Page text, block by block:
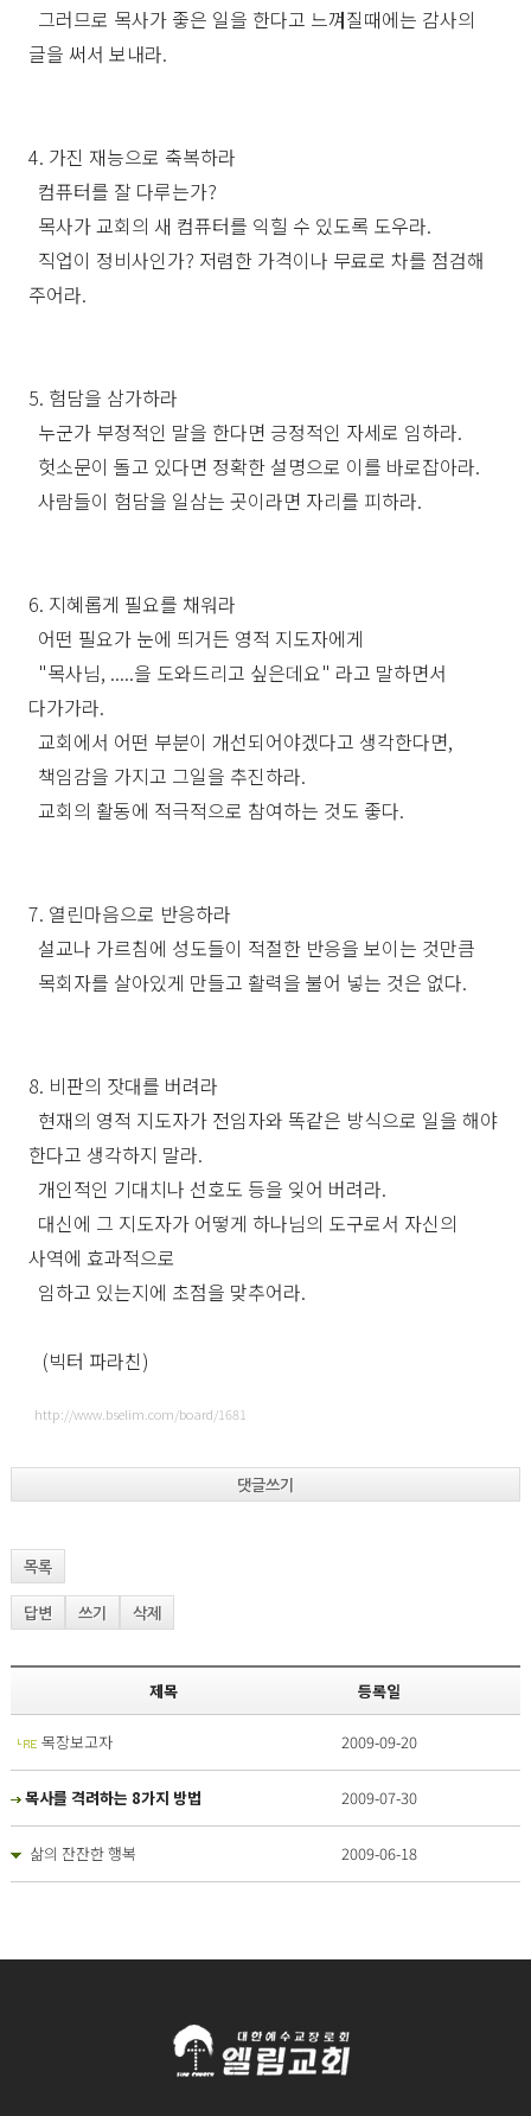
그러므로 목사가 좋은 일을 한다고 느껴질때에는 감사의
글을 써서 보내라.
4. 가진 재능으로 축복하라
컴퓨터를 잘 다루는가?
목사가 교회의 새 컴퓨터를 익힐 수 있도록 도우라.
직업이 정비사인가? 저렴한 가격이나 무료로 차를 점검해
주어라.
5. 험담을 삼가하라
누군가 부정적인 말을 한다면 긍정적인 자세로 임하라.
헛소문이 돌고 있다면 정확한 설명으로 이를 바로잡아라.
사람들이 험담을 일삼는 곳이라면 자리를 피하라.
6. 지혜롭게 필요를 채워라
어떤 필요가 눈에 띄거든 영적 지도자에게
"목사님, .....을 도와드리고 싶은데요" 라고 말하면서
다가가라.
교회에서 어떤 부분이 개선되어야겠다고 생각한다면,
책임감을 가지고 그일을 추진하라.
교회의 활동에 적극적으로 참여하는 것도 좋다.
7. 열린마음으로 반응하라
설교나 가르침에 성도들이 적절한 반응을 보이는 것만큼
목회자를 살아있게 만들고 활력을 불어 넣는 것은 없다.
8. 비판의 잣대를 버려라
현재의 영적 지도자가 전임자와 똑같은 방식으로 일을 해야
한다고 생각하지 말라.
개인적인 기대치나 선호도 등을 잊어 버려라.
대신에 그 지도자가 어떻게 하나님의 도구로서 자신의
사역에 효과적으로
임하고 있는지에 초점을 맞추어라.
(빅터 파라친)
http://www.bselim.com/board/1681
댓글쓰기
목록
답변 쓰기 삭제
제목 등록일
목장보고자 2009-09-20
목사를 격려하는 8가지 방법 2009-07-30
삶의 잔잔한 행복 2009-06-18